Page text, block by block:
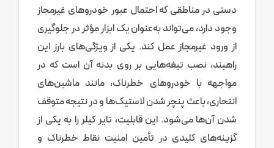
دستی در مناطقی که احتمال عبور خودروهای غیرمجاز
وجود دارد، می‌تواند به‌عنوان یک ابزار مؤثر در جلوگیری
از ورود غیرمجاز عمل کند. یکی از ویژگی‌های بارز این
راهبند، نصب تیغه‌هایی بر روی بدنه آن است که در
مواجهه با خودروهای خطرناک، مانند ماشین‌های
انتحاری، باعث پنچر شدن لاستیک‌ها و در نتیجه متوقف
شدن آن‌ها می‌شود. این قابلیت، تایر کیلر را به یکی از
گزینه‌های کلیدی در تأمین امنیت نقاط خطرناک و